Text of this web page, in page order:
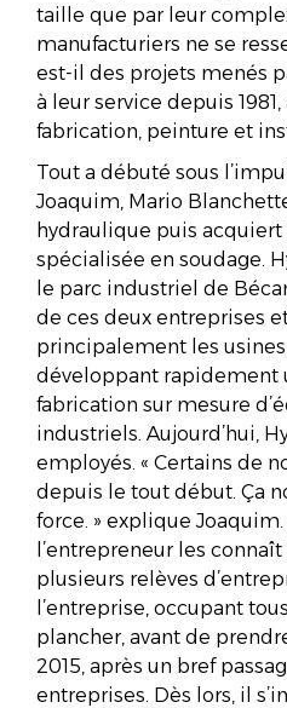
taille que par leur
manufacturiers ne se
est-il des projets menés
à leur service depuis
fabrication, peinture et
Tout a débuté sous
Joaquim, Mario
hydraulique puis acquiert
spécialisée en soudage.
le parc industriel de
de ces deux entreprises
principalement les usines
développant rapidement
fabrication sur mesure
industriels. Aujourd’hui,
employés. « Certains de
depuis le tout début. Ça
force. » explique Joaquim.
l’entrepreneur les
plusieurs relèves
l’entreprise, occupant
plancher, avant de
2015, après un bref
entreprises. Dès lors, il